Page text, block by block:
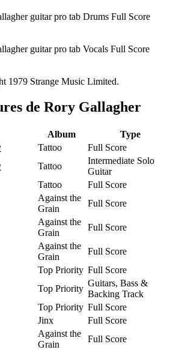
1979 Strange Music Limited.
de Rory Gallagher
Album
Type
Tattoo
Full Score
Tattoo
Intermediate Solo
Guitar
Tattoo
Full Score
Against the
Grain
Full Score
Against the
Grain
Full Score
Against the
Grain
Full Score
Top Priority Full Score
Top Priority
Guitars, Bass &
Backing Track
Top Priority Full Score
Jinx
Full Score
Against the
Grain
Full Score